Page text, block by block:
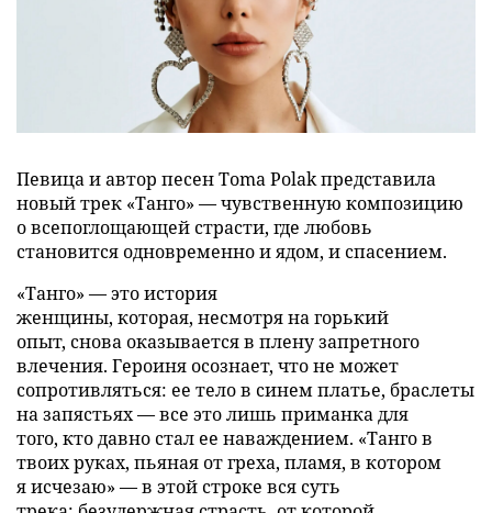
Певица и автор песен Toma Polak представила
новый трек «Танго» — чувственную композицию
о всепоглощающей страсти, где любовь
становится одновременно и ядом, и спасением.
«Танго» — это история
женщины, которая, несмотря на горький
опыт, снова оказывается в плену запретного
влечения. Героиня осознает, что не может
сопротивляться: ее тело в синем платье, браслеты
на запястьях — все это лишь приманка для
того, кто давно стал ее наваждением. «Танго в
твоих руках, пьяная от греха, пламя, в котором
я исчезаю» — в этой строке вся суть